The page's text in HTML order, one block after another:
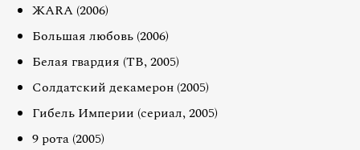
ЖАRА (2006)
Большая любовь (2006)
Белая гвардия (ТВ, 2005)
Солдатский декамерон (2005)
Гибель Империи (сериал, 2005)
9 рота (2005)